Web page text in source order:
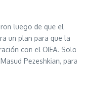
luego de que el
un plan para que la
con el OIEA. Solo
Pezeshkian, para